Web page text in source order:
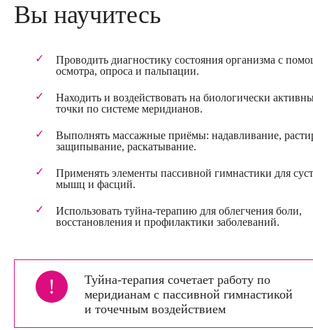
Вы научитесь
Проводить диагностику состояния организма с
осмотра, опроса и пальпации.
Находить и воздействовать на биологически
точки по системе меридианов.
Выполнять массажные приёмы: надавливание,
защипывание, раскатывание.
Применять элементы пассивной гимнастики для
мышц и фасций.
Использовать туйна-терапию для облегчения боли,
восстановления и профилактики заболеваний.
!
Туйна-терапия сочетает работу по
меридианам с пассивной гимнастикой
и точечным воздействием